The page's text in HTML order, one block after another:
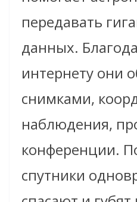
передавать
данных.
интернету они
снимками,
наблюдения,
конференции.
спутники